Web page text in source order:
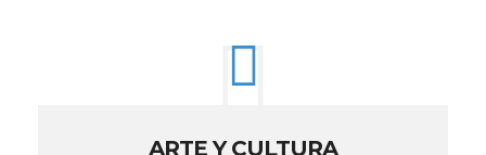
ARTE Y CULTURA